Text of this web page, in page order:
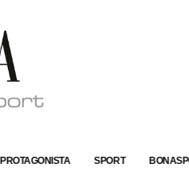
PROTAGONISTA SPORT